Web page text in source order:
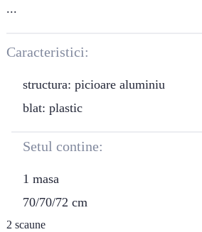
...
Caracteristici:
structura: picioare aluminiu
blat: plastic
Setul contine:
1 masa
70/70/72 cm
2 scaune